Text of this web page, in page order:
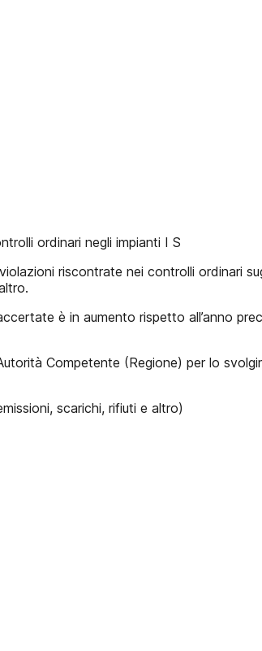
ordinari negli impianti I S
riscontrate nei controlli ordinari
è in aumento rispetto all’anno
Competente (Regione) per lo
scarichi, rifiuti e altro)